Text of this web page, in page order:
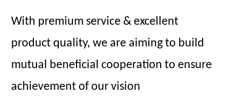
With premium service & excellent
product quality, we are aiming to build
mutual beneficial cooperation to ensure
achievement of our vision